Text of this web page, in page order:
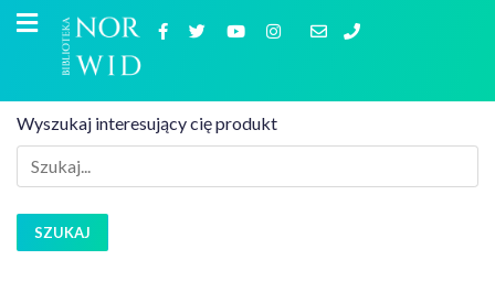
Wyszukaj interesujący cię produkt
SZUKAJ